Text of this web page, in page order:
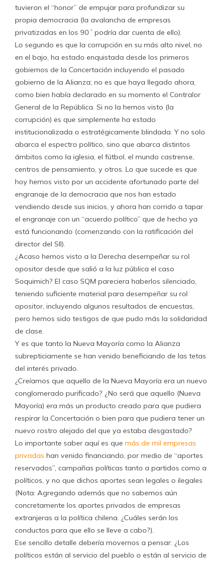
tuvieron el “honor” de empujar para profundizar su
propia democracia (la avalancha de empresas
privatizadas en los 90´ podría dar cuenta de ello).
Lo segundo es que la corrupción en su más alto nivel, no
en el bajo, ha estado enquistada desde los primeros
gobiernos de la Concertación incluyendo el pasado
gobierno de la Alianza; no es que haya llegado ahora,
como bien había declarado en su momento el Contralor
General de la República. Si no la hemos visto (la
corrupción) es que simplemente ha estado
institucionalizada o estratégicamente blindada. Y no solo
abarca el espectro político, sino que abarca distintos
ámbitos como la iglesia, el fútbol, el mundo castrense,
centros de pensamiento, y otros. Lo que sucede es que
hoy hemos visto por un accidente afortunado parte del
engranaje de la democracia que nos han estado
vendiendo desde sus inicios, y ahora han corrido a tapar
el engranaje con un “acuerdo político” que de hecho ya
está funcionando (comenzando con la ratificación del
director del SII).
¿Acaso hemos visto a la Derecha desempeñar su rol
opositor desde que salió a la luz pública el caso
Soquimich? El caso SQM pareciera haberlos silenciado,
teniendo suficiente material para desempeñar su rol
opositor, incluyendo algunos resultados de encuestas,
pero hemos sido testigos de que pudo más la solidaridad
de clase.
Y es que tanto la Nueva Mayoría como la Alianza
subrepticiamente se han venido beneficiando de las tetas
del interés privado.
¿Creíamos que aquello de la Nueva Mayoría era un nuevo
conglomerado purificado? ¿No será que aquello (Nueva
Mayoría) era más un producto creado para que pudiera
respirar la Concertación o bien para que pudiera tener un
nuevo rostro alejado del que ya estaba desgastado?
Lo importante saber aquí es que más de mil empresas
privadas han venido financiando, por medio de “aportes
reservados”, campañas políticas tanto a partidos como a
políticos, y no que dichos aportes sean legales o ilegales
(Nota: Agregando además que no sabemos aún
concretamente los aportes privados de empresas
extranjeras a la política chilena. ¿Cuáles serán los
conductos para que ello se lleve a cabo?).
Ese sencillo detalle debería movernos a pensar: ¿Los
políticos están al servicio del pueblo o están al servicio de